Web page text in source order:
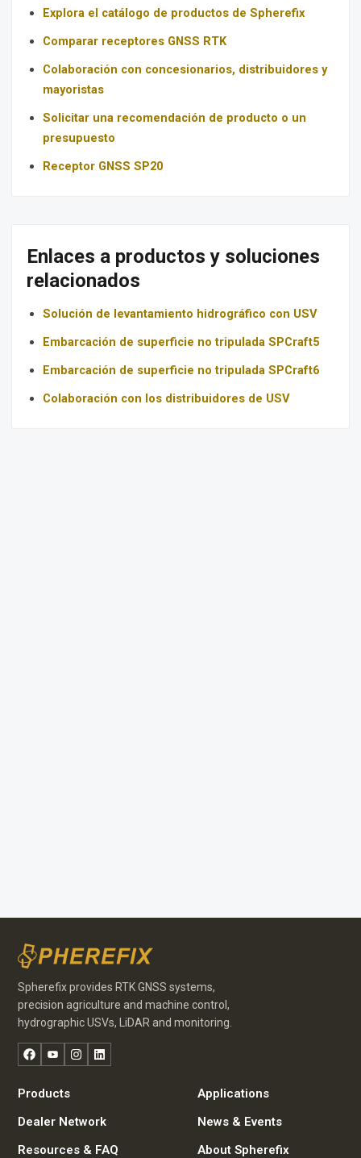
Explora el catálogo de productos de Spherefix
Comparar receptores GNSS RTK
Colaboración con concesionarios, distribuidores y
mayoristas
Solicitar una recomendación de producto o un
presupuesto
Receptor GNSS SP20
Enlaces a productos y soluciones
relacionados
Solución de levantamiento hidrográfico con USV
Embarcación de superficie no tripulada SPCraft5
Embarcación de superficie no tripulada SPCraft6
Colaboración con los distribuidores de USV
Spherefix provides RTK GNSS systems,
precision agriculture and machine control,
hydrographic USVs, LiDAR and monitoring.
FacebookYouTubeInstagram
LinkedIn
Products
Applications
Dealer Network
News & Events
Resources & FAQ
About Spherefix